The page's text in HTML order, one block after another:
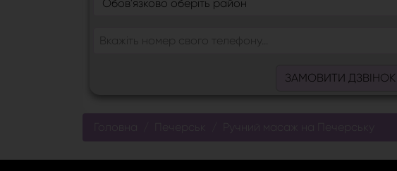
ЗАМОВИТИ ДЗВІНОК
Головна Ручний масаж на Печерську